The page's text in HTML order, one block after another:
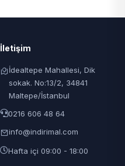
İletişim
İdealtepe Mahallesi, Dik
sokak. No:13/2, 34841
Maltepe/İstanbul
0216 606 48 64
info@indirimal.com
Hafta içi 09:00 - 18:00